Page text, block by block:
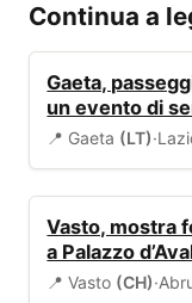
Continua a
Gaeta,
un evento di
📍 Gaeta (LT)·
Vasto, mostra
a Palazzo
📍 Vasto (CH)·